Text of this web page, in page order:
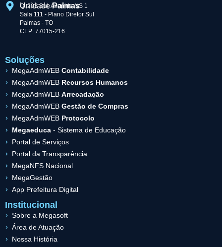
UnidadePalmas
Q. 203 Sul, Avenida NS 1
Sala 111 - Plano Diretor Sul
Palmas - TO
CEP: 77015-216
Soluções
MegaAdmWEB Contabilidade
MegaAdmWEB Recursos Humanos
MegaAdmWEB Arrecadação
MegaAdmWEB Gestão de Compras
MegaAdmWEB Protocolo
Megaeduca- Sistema de Educação
Portal de Serviços
Portal da Transparência
MegaNFS Nacional
MegaGestão
App Prefeitura Digital
Institucional
Sobre a Megasoft
Área de Atuação
Nossa História